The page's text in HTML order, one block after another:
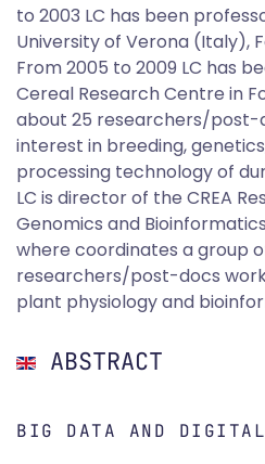
to 2003 LC has been
University of Verona (Italy),
From 2005 to 2009 LC has
Cereal Research Centre in
about 25 researchers/post-
interest in breeding,
processing technology of
LC is director of the CREA
Genomics and
where coordinates a group
researchers/post-docs
plant physiology and
ABSTRACT
BIG DATA AND